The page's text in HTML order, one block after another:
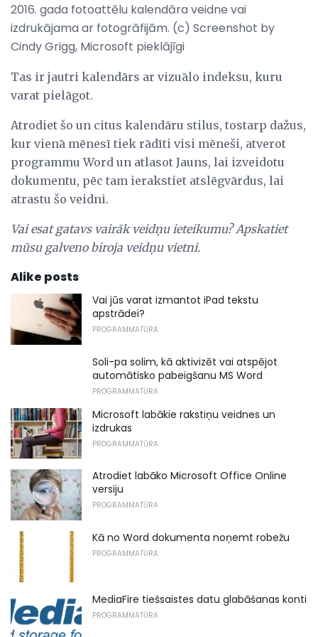
2016. gada fotoattēlu kalendāra veidne vai
izdrukājama ar fotogrāfijām. (c) Screenshot by
Cindy Grigg, Microsoft pieklājīgi
Tas ir jautri kalendārs ar vizuālo indeksu, kuru
varat pielāgot.
Atrodiet šo un citus kalendāru stilus, tostarp dažus,
kur vienā mēnesī tiek rādīti visi mēneši, atverot
programmu Word un atlasot Jauns, lai izveidotu
dokumentu, pēc tam ierakstiet atslēgvārdus, lai
atrastu šo veidni.
Vai esat gatavs vairāk veidņu ieteikumu? Apskatiet
mūsu galveno biroja veidņu vietni.
Alike posts
Vai jūs varat izmantot iPad tekstu
apstrādei?
PROGRAMMATŪRA
Soli-pa solim, kā aktivizēt vai atspējot
automātisko pabeigšanu MS Word
PROGRAMMATŪRA
Microsoft labākie rakstiņu veidnes un
izdrukas
PROGRAMMATŪRA
Atrodiet labāko Microsoft Office Online
versiju
PROGRAMMATŪRA
Kā no Word dokumenta noņemt robežu
PROGRAMMATŪRA
MediaFire tiešsaistes datu glabāšanas konti
PROGRAMMATŪRA